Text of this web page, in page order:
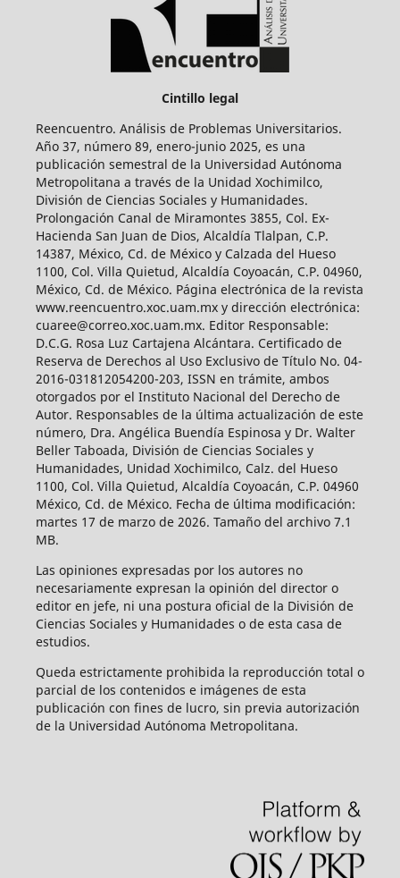
Cintillo legal
Reencuentro. Análisis de Problemas Universitarios.
Año 37, número 89, enero-junio 2025, es una
publicación semestral de la Universidad Autónoma
Metropolitana a través de la Unidad Xochimilco,
División de Ciencias Sociales y Humanidades.
Prolongación Canal de Miramontes 3855, Col. Ex-
Hacienda San Juan de Dios, Alcaldía Tlalpan, C.P.
14387, México, Cd. de México y Calzada del Hueso
1100, Col. Villa Quietud, Alcaldía Coyoacán, C.P. 04960,
México, Cd. de México. Página electrónica de la revista
www.reencuentro.xoc.uam.mx y dirección electrónica:
cuaree@correo.xoc.uam.mx. Editor Responsable:
D.C.G. Rosa Luz Cartajena Alcántara. Certificado de
Reserva de Derechos al Uso Exclusivo de Título No. 04-
2016-031812054200-203, ISSN en trámite, ambos
otorgados por el Instituto Nacional del Derecho de
Autor. Responsables de la última actualización de este
número, Dra. Angélica Buendía Espinosa y Dr. Walter
Beller Taboada, División de Ciencias Sociales y
Humanidades, Unidad Xochimilco, Calz. del Hueso
1100, Col. Villa Quietud, Alcaldía Coyoacán, C.P. 04960
México, Cd. de México. Fecha de última modificación:
martes 17 de marzo de 2026. Tamaño del archivo 7.1
MB.
Las opiniones expresadas por los autores no
necesariamente expresan la opinión del director o
editor en jefe, ni una postura oficial de la División de
Ciencias Sociales y Humanidades o de esta casa de
estudios.
Queda estrictamente prohibida la reproducción total o
parcial de los contenidos e imágenes de esta
publicación con fines de lucro, sin previa autorización
de la Universidad Autónoma Metropolitana.